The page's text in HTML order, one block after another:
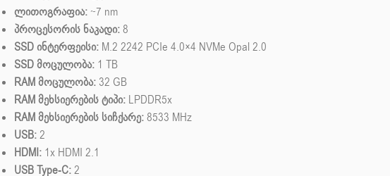
ლითოგრაფია:~7 nm
პროცესორის ნაკადი:8
SSD ინტერფეისი: M.2 2242 PCIe 4.0×4 NVMe Opal 2.0
SSD მოცულობა: 1 TB
RAM მოცულობა: 32 GB
RAM მეხსიერების ტიპი: LPDDR5x
RAM მეხსიერების სიჩქარე:8533 MHz
USB:2
HDMI: 1x HDMI 2.1
USB Type-C:2